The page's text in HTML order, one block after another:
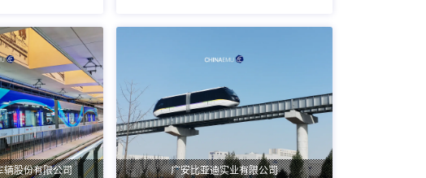
辆股份有限公司 广安比亚迪实业有限公司